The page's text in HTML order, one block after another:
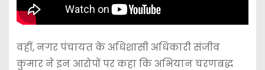
वहीं, नगर पंचायत के अधिशासी अधिकारी संजीव
कुमार ने इन आरोपों पर कहा कि अभियान चरणबद्ध